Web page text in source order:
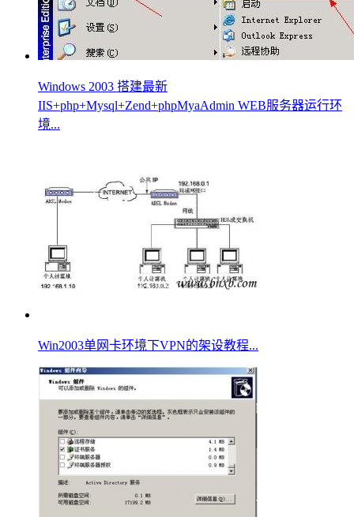
Windows 2003 搭建最新
IIS+php+Mysql+Zend+phpMyaAdmin WEB服务器运行环
境...
Win2003单网卡环境下VPN的架设教程...